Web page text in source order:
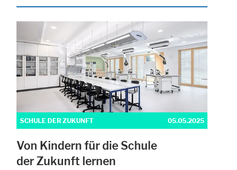
SCHULE DER ZUKUNFT 05.05.2025
Von Kindern für die Schule
der Zukunft lernen